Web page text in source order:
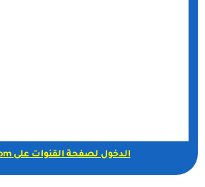
الدخول لصفحة القنوات على jabism.com